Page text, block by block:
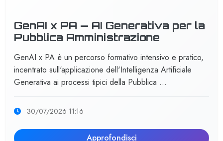
GenAI x PA — AI Generativa per la
Pubblica Amministrazione
GenAI x PA è un percorso formativo intensivo e pratico,
incentrato sull'applicazione dell'Intelligenza Artificiale
Generativa ai processi tipici della Pubblica …
30/07/2026 11:16
Approfondisci